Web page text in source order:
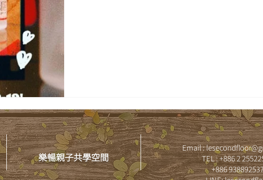
樂暢親子共學空間
Email :
TEL : +886 2
+886